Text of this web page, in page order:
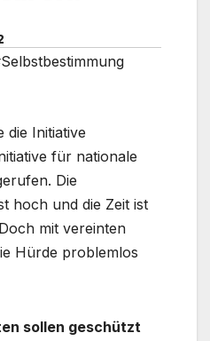
die Initiative
für nationale
Die
hoch und die Zeit ist
mit vereinten
Hürde problemlos
sollen geschützt